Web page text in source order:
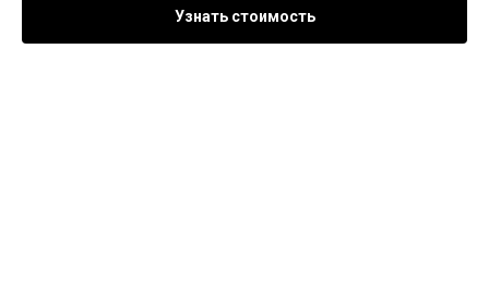
Узнать стоимость